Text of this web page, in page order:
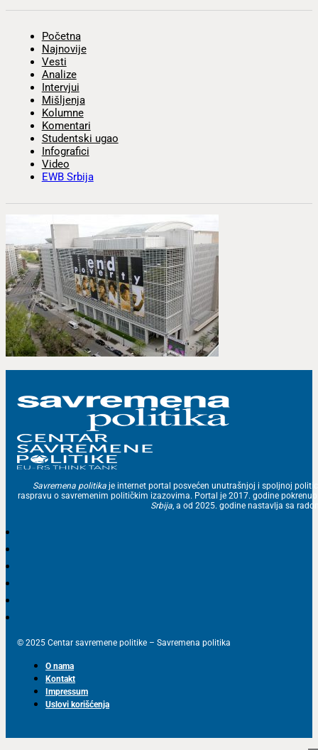
Početna
Najnovije
Vesti
Analize
Intervjui
Mišljenja
Kolumne
Komentari
Studentski ugao
Infografici
Video
EWB Srbija
Savremena politika je internet portal posvećen unutrašnjoj i spoljnoj
raspravu o savremenim političkim izazovima. Portal je 2017. godine
Srbija, a od 2025. godine nastavlja sa
© 2025 Centar savremene politike – Savremena politika
O nama
Kontakt
Impressum
Uslovi korišćenja